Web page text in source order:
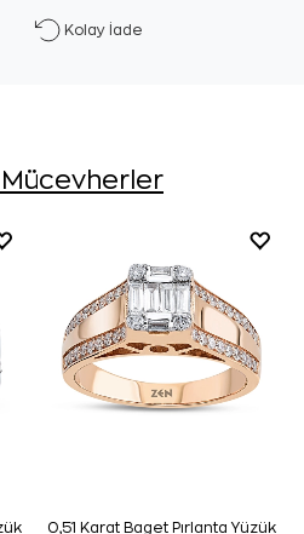
Kolay İade
0,51 Karat Baget Pırlanta Yüzük